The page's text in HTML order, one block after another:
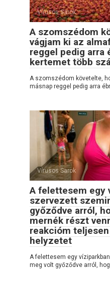
Vírusos Sarok
A szomszédom
vágjam ki az
reggel pedig arra
kertemet több
A szomszédom követelte,
másnap reggel pedig arra
Vírusos Sarok
A felettesem egy
szervezett
győződve arról,
mernék részt
reakcióm
helyzetet
A felettesem egy
meg volt győződve arról,